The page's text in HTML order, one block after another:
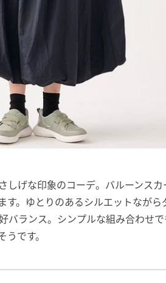
しげな印象のコーデ。バルーンス
す。ゆとりのあるシルエットなが
バランス。シンプルな組み合わせ
です。